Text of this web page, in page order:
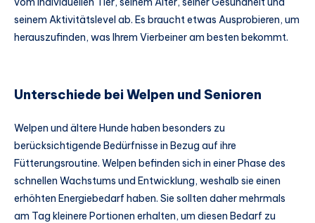
seinem Aktivitätslevel ab. Es braucht etwas Ausprobieren, um
herauszufinden, was Ihrem Vierbeiner am besten bekommt.
Unterschiede bei Welpen und Senioren
Welpen und ältere Hunde haben besonders zu
berücksichtigende Bedürfnisse in Bezug auf ihre
Fütterungsroutine. Welpen befinden sich in einer Phase des
schnellen Wachstums und Entwicklung, weshalb sie einen
erhöhten Energiebedarf haben. Sie sollten daher mehrmals
am Tag kleinere Portionen erhalten, um diesen Bedarf zu